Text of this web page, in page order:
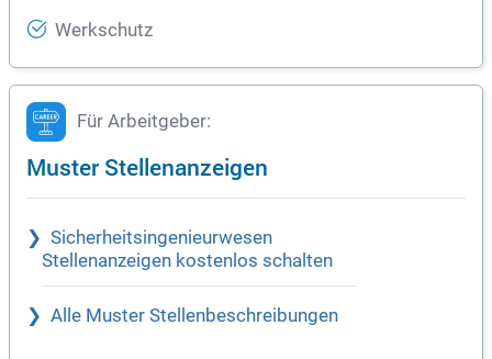
Werkschutz
Für Arbeitgeber:
Muster Stellenanzeigen
Sicherheitsingenieurwesen
Stellenanzeigen kostenlos schalten
Alle Muster Stellenbeschreibungen